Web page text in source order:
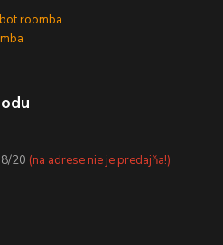
roomba
20 (na adrese nie je predajňa!)